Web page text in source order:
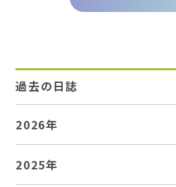
過去の日誌
2026年
2025年